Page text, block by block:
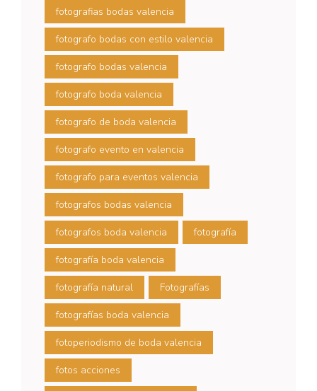
fotografias bodas valencia
fotografo bodas con estilo valencia
fotografo bodas valencia
fotografo boda valencia
fotografo de boda valencia
fotografo evento en valencia
fotografo para eventos valencia
fotografos bodas valencia
fotografos boda valencia fotografía
fotografía boda valencia
fotografía natural Fotografías
fotografías boda valencia
fotoperiodismo de boda valencia
fotos acciones